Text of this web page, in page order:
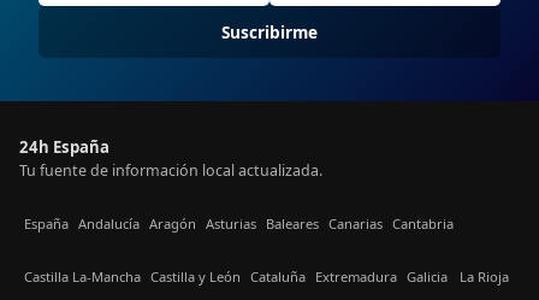
Suscribirme
24h España
Tu fuente de información local actualizada.
España Andalucía Aragón Asturias Baleares Canarias Cantabria
Castilla La-Mancha Castilla y León Cataluña Extremadura Galicia La Rioja